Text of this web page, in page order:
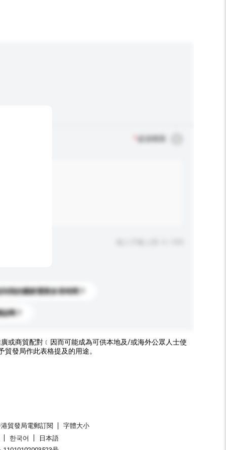
到我的國家需要多長時間？
嗎？
或商貿配對﹝因而可能成為可供本地及/或海外公眾人士使
發局作此表格提及的用途。
貿發局電郵訂閱
字體大小
한국어
日本語